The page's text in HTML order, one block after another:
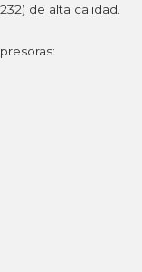
de alta calidad.